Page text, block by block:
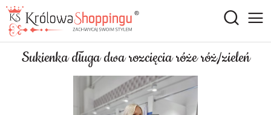
Sukienka długa dwa rozcięcia róże róż/zieleń